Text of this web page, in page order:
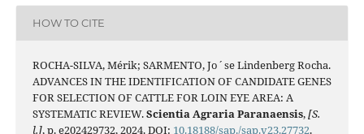
HOW TO CITE
ROCHA-SILVA, Mérik; SARMENTO, Jo´se Lindenberg Rocha.
ADVANCES IN THE IDENTIFICATION OF CANDIDATE GENES
FOR SELECTION OF CATTLE FOR LOIN EYE AREA: A
SYSTEMATIC REVIEW.Scientia Agraria Paranaensis,[S.
l.], p. e202429732, 2024. DOI: 10.18188/sap./sap.v23.27732.